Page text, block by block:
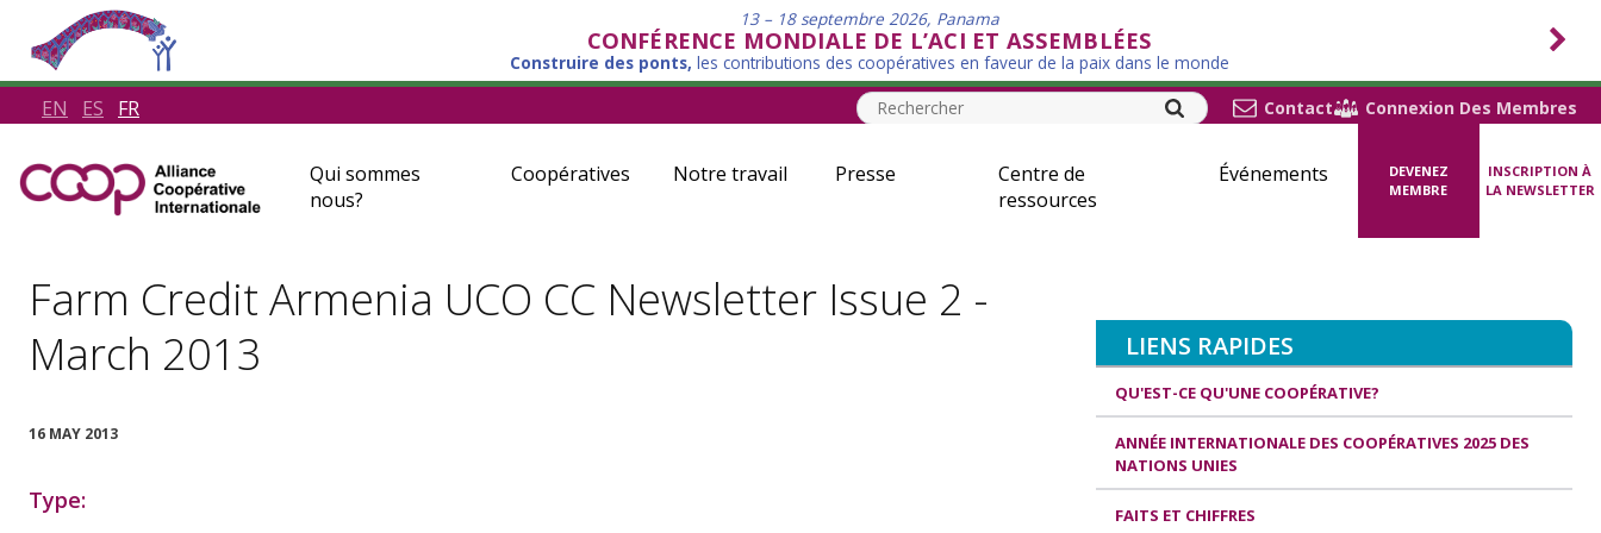
13 – 18 septembre 2026, Panama
CONFÉRENCE MONDIALE DE L’ACI ET ASSEMBLÉES
Construire des ponts, les contributions des coopératives en faveur de la paix dans le monde
EN ES FR Contact Connexion Des Membres
Qui sommes
nous?
Coopératives Notre travail Presse
Centre de
ressources
Événements
DEVENEZ
MEMBRE
INSCRIPTION À
LA NEWSLETTER
Farm Credit Armenia UCO CC Newsletter Issue 2 -
March 2013
16 MAY 2013
Type:
LIENS RAPIDES
QU'EST-CE QU'UNE COOPÉRATIVE?
ANNÉE INTERNATIONALE DES COOPÉRATIVES 2025 DES
NATIONS UNIES
FAITS ET CHIFFRES